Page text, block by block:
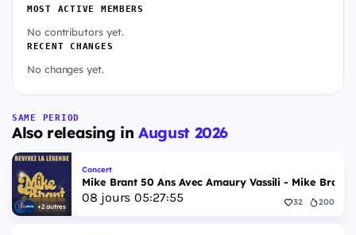
MOST ACTIVE MEMBERS
No contributors yet.
RECENT CHANGES
No changes yet.
SAME PERIOD
Also releasing inAugust 2026
+2 autres
Concert
Mike Brant 50 Ans Avec Amaury Vassili - Mike Brant
08 jours 05:27:54 32 200